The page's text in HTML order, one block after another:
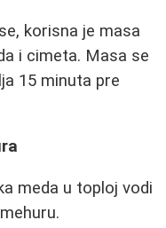
korisna je masa
i cimeta. Masa se
15 minuta pre
meda u toploj vodi